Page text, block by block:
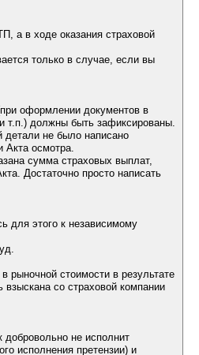
а в ходе оказания страховой
только в случае, если вы
оформлении документов в
т.п.) должны быть зафиксированы.
детали не было написано
Акта осмотра.
сумма страховых выплат,
Достаточно просто написать
для этого к независимому
рыночной стоимости в результате
со страховой компании
не исполнит
исполнения претензии) и